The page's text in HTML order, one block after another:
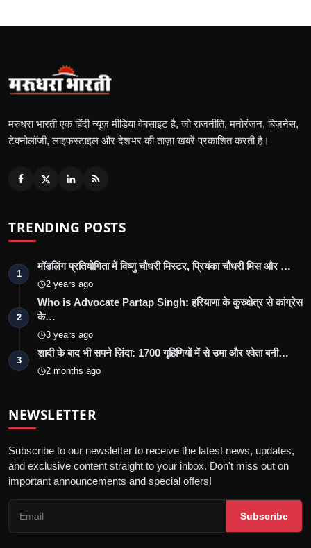
मरुधरा भारती एक हिंदी न्यूज़ मीडिया वेबसाइट है, जो राजनीति, मनोरंजन, बिज़नेस,
टेक्नोलॉजी, लाइफस्टाइल और देशभर की ताज़ा खबरें प्रकाशित करती है।
TRENDING POSTS
1
मॉडलिंग प्रतियोगिता में विष्णु चौधरी मिस्टर, प्रियंका चौधरी मिस और …
2 years ago
2
Who is Advocate Partap Singh: हरियाणा के कुरुक्षेत्र से कांग्रेस
के…
3 years ago
3
शादी के बाद भी सपने ज़िंदा: 1700 गृहिणियों में से उमा और श्वेता बनी…
2 months ago
NEWSLETTER
Subscribe to our newsletter to receive the latest news, updates,
and exclusive content straight to your inbox. Don't miss out on
important announcements and special offers!
Subscribe